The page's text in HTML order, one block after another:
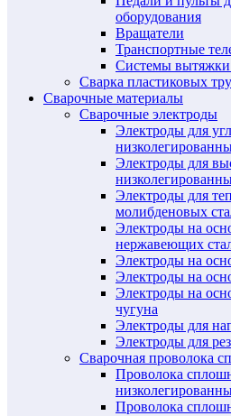
оборудования
Вращатели
Транспортные
Системы
Сварка пластиковых
Сварочные материалы
Сварочные электроды
Электроды для
Электроды для
Электроды для
молибденовых
Электроды на
нержавеющих
Электроды на
Электроды на
Электроды на
чугуна
Электроды для
Электроды для
Сварочная проволока
Проволока
Проволока